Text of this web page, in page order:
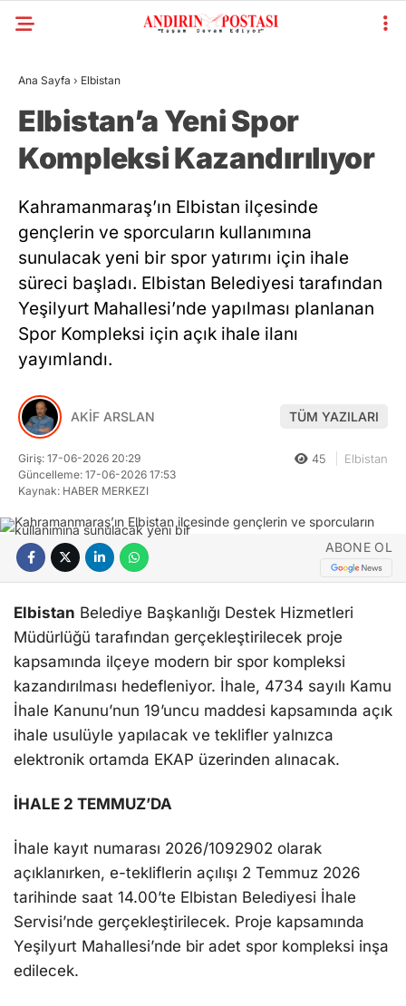
Ana Sayfa › Elbistan
Elbistan’a Yeni Spor
Kompleksi Kazandırılıyor
Kahramanmaraş’ın Elbistan ilçesinde
gençlerin ve sporcuların kullanımına
sunulacak yeni bir spor yatırımı için ihale
süreci başladı. Elbistan Belediyesi tarafından
Yeşilyurt Mahallesi’nde yapılması planlanan
Spor Kompleksi için açık ihale ilanı
yayımlandı.
AKİF ARSLAN TÜM YAZILARI
Giriş: 17-06-2026 20:29
Güncelleme: 17-06-2026 17:53
Kaynak: HABER MERKEZI
45 Elbistan
ABONE OL
Elbistan Belediye Başkanlığı Destek Hizmetleri
Müdürlüğü tarafından gerçekleştirilecek proje
kapsamında ilçeye modern bir spor kompleksi
kazandırılması hedefleniyor. İhale, 4734 sayılı Kamu
İhale Kanunu’nun 19’uncu maddesi kapsamında açık
ihale usulüyle yapılacak ve teklifler yalnızca
elektronik ortamda EKAP üzerinden alınacak.
İHALE 2 TEMMUZ’DA
İhale kayıt numarası 2026/1092902 olarak
açıklanırken, e-tekliflerin açılışı 2 Temmuz 2026
tarihinde saat 14.00’te Elbistan Belediyesi İhale
Servisi’nde gerçekleştirilecek. Proje kapsamında
Yeşilyurt Mahallesi’nde bir adet spor kompleksi inşa
edilecek.